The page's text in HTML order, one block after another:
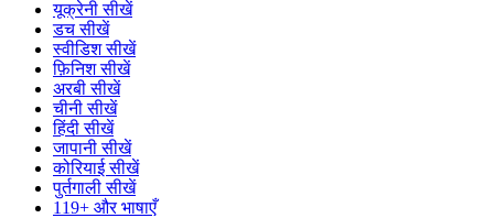
यूक्रेनी सीखें
डच सीखें
स्वीडिश सीखें
फ़िनिश सीखें
अरबी सीखें
चीनी सीखें
हिंदी सीखें
जापानी सीखें
कोरियाई सीखें
पुर्तगाली सीखें
119+ और भाषाएँ